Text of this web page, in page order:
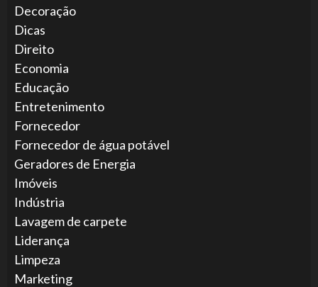
Decoração
Dicas
Direito
Economia
Educação
Entretenimento
Fornecedor
Fornecedor de água potável
Geradores de Energia
Imóveis
Indústria
Lavagem de carpete
Liderança
Limpeza
Marketing